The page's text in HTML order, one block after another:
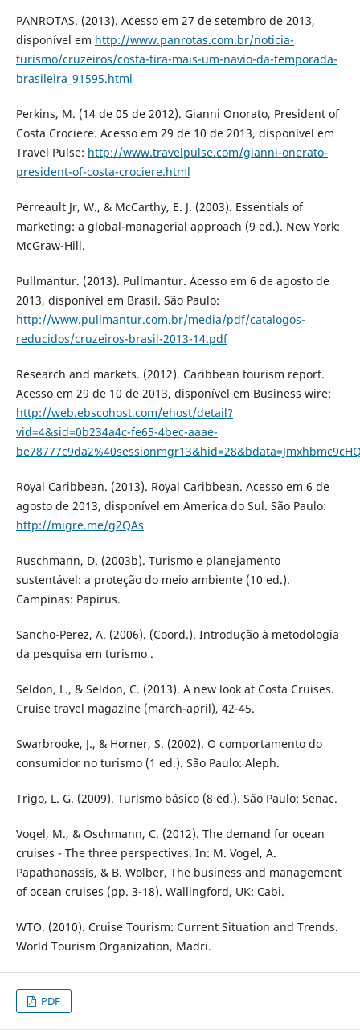
PANROTAS. (2013). Acesso em 27 de setembro de 2013,
disponível em http://www.panrotas.com.br/noticia-
turismo/cruzeiros/costa-tira-mais-um-navio-da-temporada-
brasileira_91595.html
Perkins, M. (14 de 05 de 2012). Gianni Onorato, President of
Costa Crociere. Acesso em 29 de 10 de 2013, disponível em
Travel Pulse: http://www.travelpulse.com/gianni-onerato-
president-of-costa-crociere.html
Perreault Jr, W., & McCarthy, E. J. (2003). Essentials of
marketing: a global-managerial approach (9 ed.). New York:
McGraw-Hill.
Pullmantur. (2013). Pullmantur. Acesso em 6 de agosto de
2013, disponível em Brasil. São Paulo:
http://www.pullmantur.com.br/media/pdf/catalogos-
reducidos/cruzeiros-brasil-2013-14.pdf
Research and markets. (2012). Caribbean tourism report.
Acesso em 29 de 10 de 2013, disponível em Business wire:
http://web.ebscohost.com/ehost/detail?
vid=4&sid=0b234a4c-fe65-4bec-aaae-
Royal Caribbean. (2013). Royal Caribbean. Acesso em 6 de
agosto de 2013, disponível em America do Sul. São Paulo:
http://migre.me/g2QAs
Ruschmann, D. (2003b). Turismo e planejamento
sustentável: a proteção do meio ambiente (10 ed.).
Campinas: Papirus.
Sancho-Perez, A. (2006). (Coord.). Introdução à metodologia
da pesquisa em turismo .
Seldon, L., & Seldon, C. (2013). A new look at Costa Cruises.
Cruise travel magazine (march-april), 42-45.
Swarbrooke, J., & Horner, S. (2002). O comportamento do
consumidor no turismo (1 ed.). São Paulo: Aleph.
Trigo, L. G. (2009). Turismo básico (8 ed.). São Paulo: Senac.
Vogel, M., & Oschmann, C. (2012). The demand for ocean
cruises - The three perspectives. In: M. Vogel, A.
Papathanassis, & B. Wolber, The business and management
of ocean cruises (pp. 3-18). Wallingford, UK: Cabi.
WTO. (2010). Cruise Tourism: Current Situation and Trends.
World Tourism Organization, Madri.
PDF